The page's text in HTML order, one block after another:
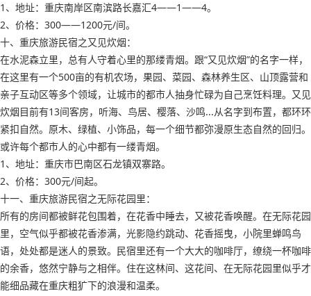
1、地址：重庆南岸区南滨路长嘉汇4——1——4。
2、价格：300——1200元/间。
十、重庆旅游民宿之又见炊烟：
在水泥森立里，总有人守着心里的那缕青烟。跟“又见炊烟”的名字一样，
在这里有一个500亩的有机农场，果园、菜园、森林养生区、山顶露营和
亲子互动区等多个领域，让城市的都市人抽身忙碌为自己烹饪料理。又见
炊烟目前有13间客房，听海、鸟居、樱落、沙鸣...从名字到布置，都环环
紧扣自然。原木、绿植、小饰品，每一个细节都弥漫原生态自然的回归。
或许每个都市人的心中都有一缕青烟。
1、地址：重庆市巴南区石龙镇双寨路。
2、价格：300元/间起。
十一、重庆旅游民宿之无际花园里：
所有的房间都被鲜花包围着，在花香中睡去，又被花香唤醒。在无际花园
里，空气似乎都被花香渗满，光影隐约跳动、花香摇曳，小院里蝉鸣鸟
语，处处都是迷人的景致。民宿里还有一个大大的咖啡厅，缭绕一杯咖啡
的余香，悠然宁静与之相伴。住在这林间、这花间、在无际花园里似乎才
能细品藏在重庆粗犷下的浪漫和温柔。